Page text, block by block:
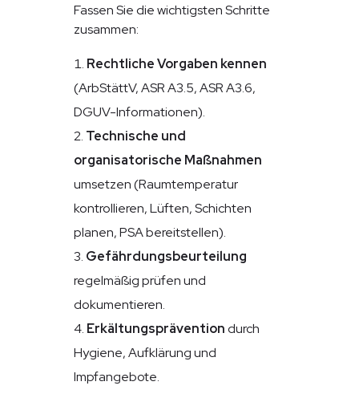
Fassen Sie die wichtigsten Schritte
zusammen:
Rechtliche Vorgaben kennen
(ArbStättV, ASR A3.5, ASR A3.6,
DGUV-Informationen).
Technische und
organisatorische Maßnahmen
umsetzen (Raumtemperatur
kontrollieren, Lüften, Schichten
planen, PSA bereitstellen).
Gefährdungsbeurteilung
regelmäßig prüfen und
dokumentieren.
Erkältungspräventiondurch
Hygiene, Aufklärung und
Impfangebote.